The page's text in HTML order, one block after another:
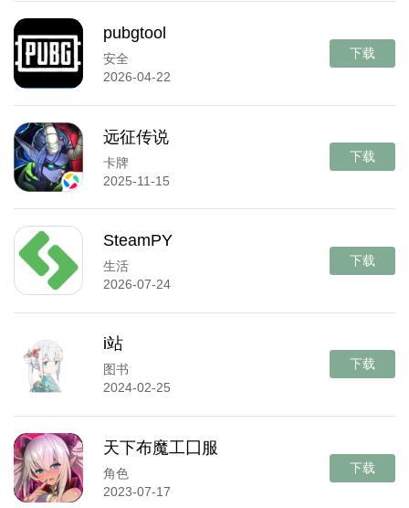
pubgtool
安全
2026-04-22
下载
远征传说
卡牌
2025-11-15
下载
SteamPY
生活
2026-07-24
下载
i站
图书
2024-02-25
下载
天下布魔工囗服
角色
2023-07-17
下载